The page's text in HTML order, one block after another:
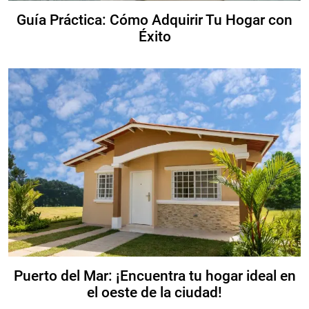
Guía Práctica: Cómo Adquirir Tu Hogar con
Éxito
Puerto del Mar: ¡Encuentra tu hogar ideal en
el oeste de la ciudad!